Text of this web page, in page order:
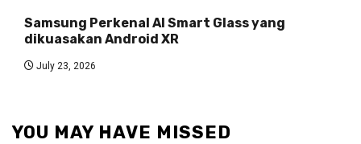
Samsung Perkenal AI Smart Glass yang
dikuasakan Android XR
July 23, 2026
YOU MAY HAVE MISSED